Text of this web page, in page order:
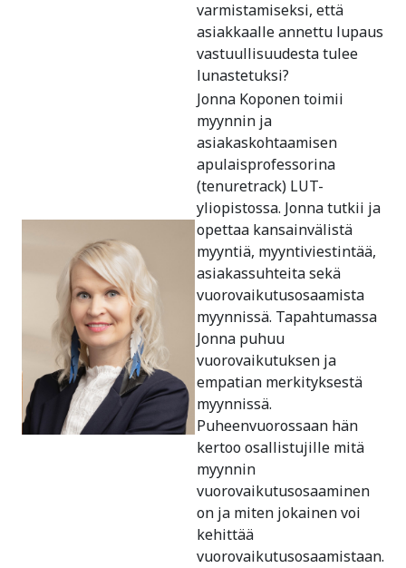
varmistamiseksi, että
asiakkaalle annettu lupaus
vastuullisuudesta tulee
lunastetuksi?
Jonna Koponen toimii
myynnin ja
asiakaskohtaamisen
apulaisprofessorina
(tenuretrack) LUT-
yliopistossa. Jonna tutkii ja
opettaa kansainvälistä
myyntiä, myyntiviestintää,
asiakassuhteita sekä
vuorovaikutusosaamista
myynnissä. Tapahtumassa
Jonna puhuu
vuorovaikutuksen ja
empatian merkityksestä
myynnissä.
Puheenvuorossaan hän
kertoo osallistujille mitä
myynnin
vuorovaikutusosaaminen
on ja miten jokainen voi
kehittää
vuorovaikutusosaamistaan.